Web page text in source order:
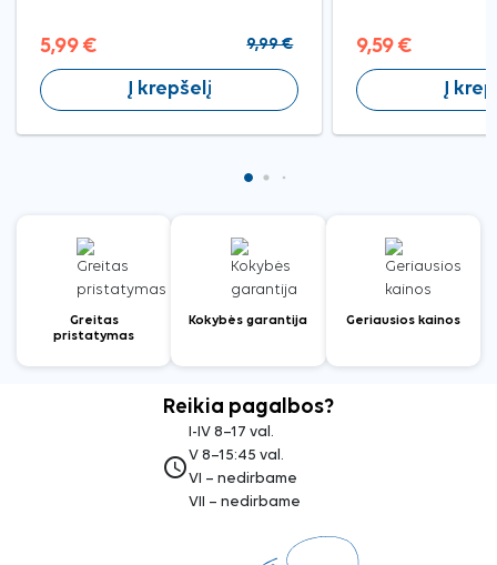
5,99 € 9,99 €
Į krepšelį
9,59 €
Į
Greitas
pristatymas
Kokybės garantija Geriausios kainos
Reikia pagalbos?
access_time
I-IV 8–17 val.
V 8–15:45 val.
VI – nedirbame
VII – nedirbame